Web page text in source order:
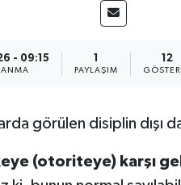
- 09:15 1
PAYLAŞIM
12
görülen disiplin dışı
(otoriteye) karşı